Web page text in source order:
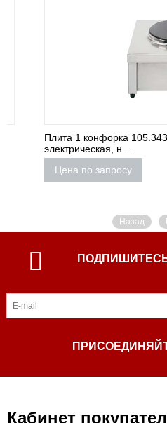
Плита 1 конфорка 105.343
электрическая, н...
Цена по запросу
Назад
Кабинет